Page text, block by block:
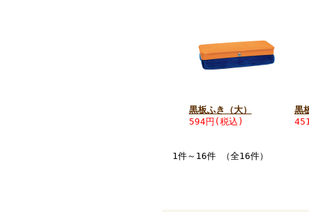
黒板ふき（大）
594円 (税込)
黒
1件～16件 （全16件）